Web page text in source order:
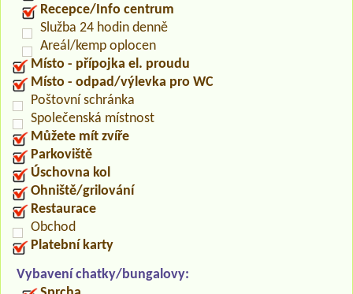
Recepce/Info centrum
Služba 24 hodin denně
Areál/kemp oplocen
Místo - přípojka el. proudu
Místo - odpad/výlevka pro WC
Poštovní schránka
Společenská místnost
Můžete mít zvíře
Parkoviště
Úschovna kol
Ohniště/grilování
Restaurace
Obchod
Platební karty
Vybavení chatky/bungalovy: